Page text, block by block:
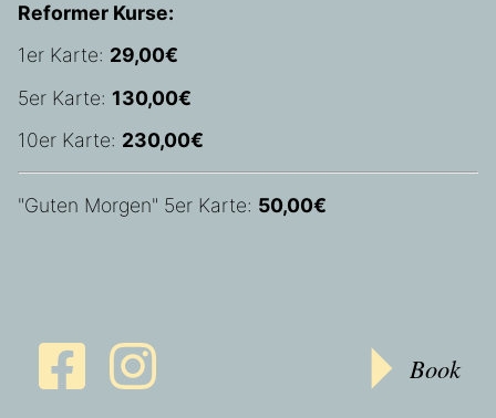
Reformer Kurse:
1er Karte: 29,00€
5er Karte: 130,00€
10er Karte: 230,00€
"Guten Morgen" 5er Karte: 50,00€
Book